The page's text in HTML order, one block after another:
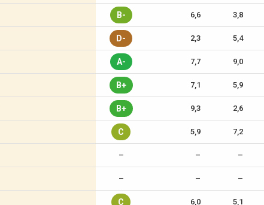
B- 6,6 3,8
D- 2,3 5,4
A- 7,7 9,0
B+ 7,1 5,9
B+ 9,3 2,6
C 5,9 7,2
– – –
– – –
C 6,0 5,1